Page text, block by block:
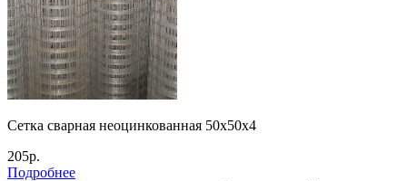
Сетка сварная неоцинкованная 50х50х4
205р.
Подробнее